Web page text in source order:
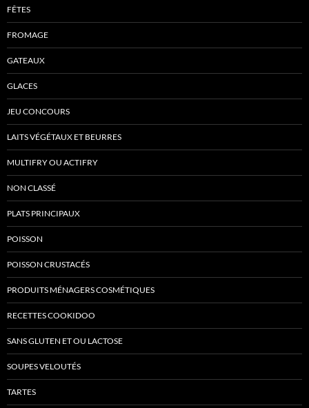
FÊTES
FROMAGE
GATEAUX
GLACES
JEU CONCOURS
LAITS VÉGÉTAUX ET BEURRES
MULTIFRY OU ACTIFRY
NON CLASSÉ
PLATS PRINCIPAUX
POISSON
POISSON CRUSTACÉS
PRODUITS MÉNAGERS COSMÉTIQUES
RECETTES COOKIDOO
SANS GLUTEN ET OU LACTOSE
SOUPES VELOUTÉS
TARTES